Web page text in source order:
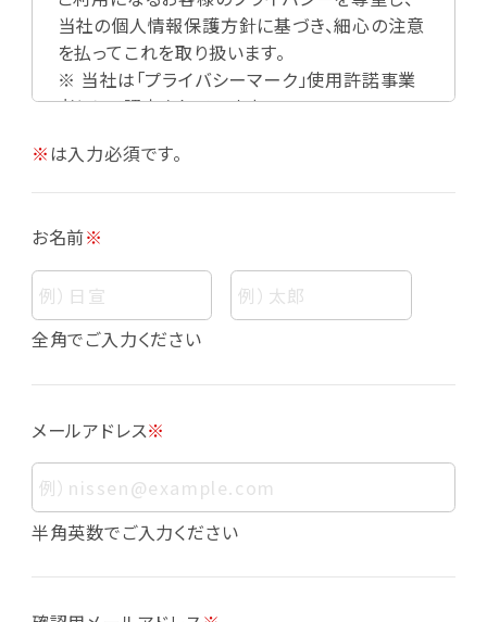
当社の個人情報保護方針に基づき、細心の注意
を払ってこれを取り扱います。
※ 当社は「プライバシーマーク」使用許諾事業
者として認定されています。
個人情報
個人情報とは、お客様個人に関する情報であっ
て、当該情報を構成する氏名、住所、電話番号、
す。また、その情報のみでは識別できない場合で
も、他の情報と容易に照合することで、結果的に
お客様個人を識別できるものも個人情報に含ま
れます。
個人情報の利用目的について
※は入力必須です。
お名前※
全角でご入力ください
メールアドレス※
半角英数でご入力ください